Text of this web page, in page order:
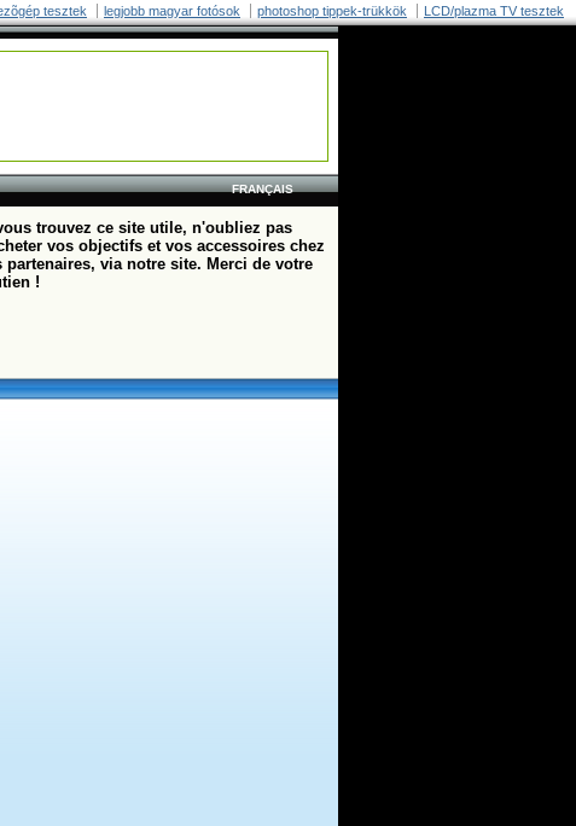
tesztek legjobb magyar fotósok photoshop tippek-trükkök LCD/plazma TV tesztek
FRANÇAIS
trouvez ce site utile, n'oubliez pas
vos objectifs et vos accessoires chez
partenaires, via notre site. Merci de votre
!